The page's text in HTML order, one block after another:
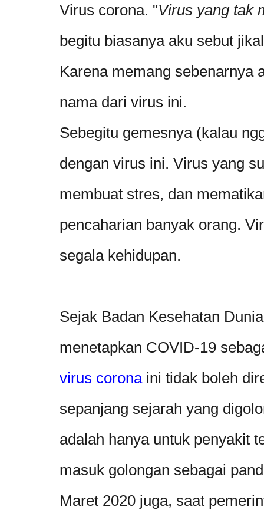
Virus corona. "Virus yang tak
begitu biasanya aku sebut
Karena memang sebenarnya
nama dari virus ini.
Sebegitu gemesnya (kalau
dengan virus ini. Virus yang
membuat stres, dan
pencaharian banyak orang.
segala kehidupan.
Sejak Badan Kesehatan
menetapkan COVID-19
virus coronaini tidak boleh
sepanjang sejarah yang
adalah hanya untuk penyakit
masuk golongan sebagai
Maret 2020 juga, saat